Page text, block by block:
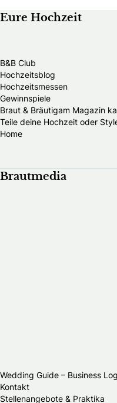
Eure Hochzeit
B&B Club
Hochzeitsblog
Hochzeitsmessen
Gewinnspiele
Braut & Bräutigam Magazin
Teile deine Hochzeit oder
Home
Brautmedia
Wedding Guide – Business
Kontakt
Stellenangebote & Praktika